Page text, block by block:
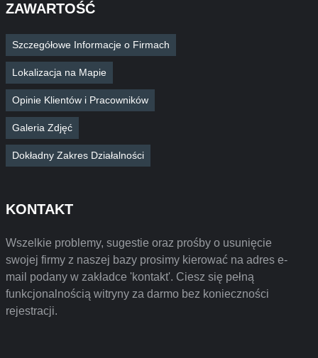
ZAWARTOŚĆ
Szczegółowe Informacje o Firmach
Lokalizacja na Mapie
Opinie Klientów i Pracowników
Galeria Zdjęć
Dokładny Zakres Działalności
KONTAKT
Wszelkie problemy, sugestie oraz prośby o usunięcie
swojej firmy z naszej bazy prosimy kierować na adres e-
mail podany w zakładce 'kontakt'. Ciesz się pełną
funkcjonalnością witryny za darmo bez konieczności
rejestracji.